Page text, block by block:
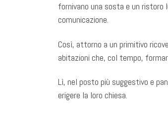
fornivano una sosta e un ristoro
comunicazione.
Così, attorno a un primitivo
abitazioni che, col tempo,
Lì, nel posto più suggestivo e
erigere la loro chiesa.